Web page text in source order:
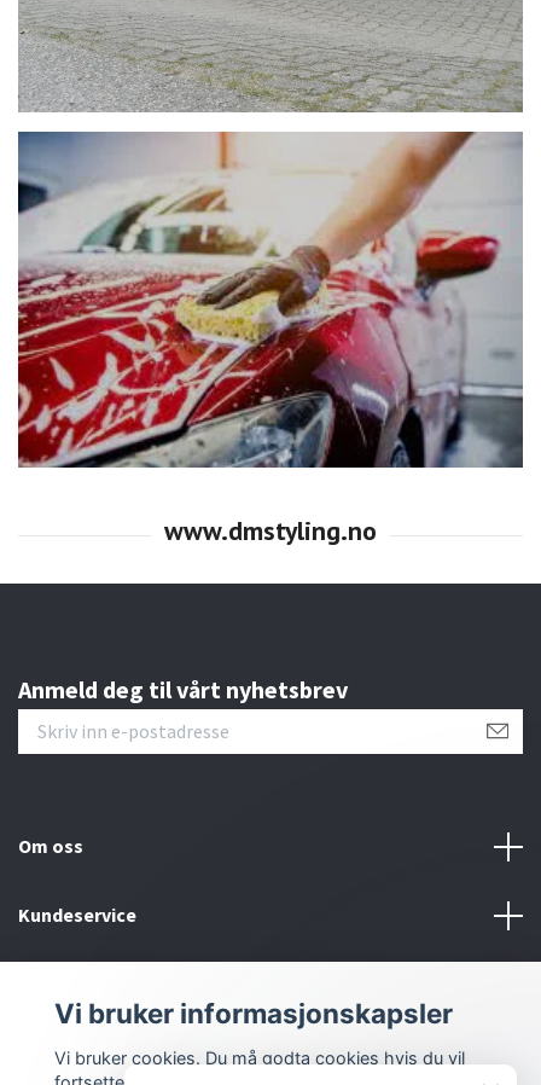
Anmeld deg til vårt nyhetsbrev
Om oss
Kundeservice
Sosiale medier
Vi bruker informasjonskapsler
Vi bruker cookies. Du må godta cookies hvis du vil